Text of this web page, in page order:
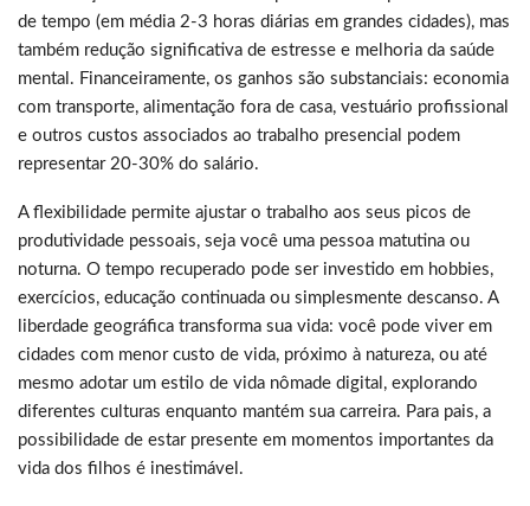
de tempo (em média 2-3 horas diárias em grandes cidades), mas
também redução significativa de estresse e melhoria da saúde
mental. Financeiramente, os ganhos são substanciais: economia
com transporte, alimentação fora de casa, vestuário profissional
e outros custos associados ao trabalho presencial podem
representar 20-30% do salário.
A flexibilidade permite ajustar o trabalho aos seus picos de
produtividade pessoais, seja você uma pessoa matutina ou
noturna. O tempo recuperado pode ser investido em hobbies,
exercícios, educação continuada ou simplesmente descanso. A
liberdade geográfica transforma sua vida: você pode viver em
cidades com menor custo de vida, próximo à natureza, ou até
mesmo adotar um estilo de vida nômade digital, explorando
diferentes culturas enquanto mantém sua carreira. Para pais, a
possibilidade de estar presente em momentos importantes da
vida dos filhos é inestimável.